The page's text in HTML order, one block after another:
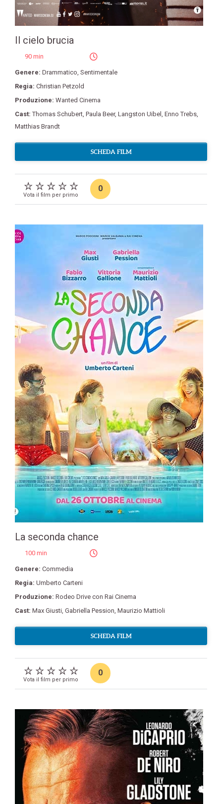
Il cielo brucia
90 min
Genere: Drammatico, Sentimentale
Regia: Christian Petzold
Produzione: Wanted Cinema
Cast:Thomas Schubert, Paula Beer, Langston Uibel , Enno Trebs,
Matthias Brandt
SCHEDA FILM
Vota il film per primo
0
La seconda chance
100 min
Genere: Commedia
Regia: Umberto Carteni
Produzione: Rodeo Drive con Rai Cinema
Cast: Max Giusti, Gabriella Pession, Maurizio Mattioli
SCHEDA FILM
Vota il film per primo
0